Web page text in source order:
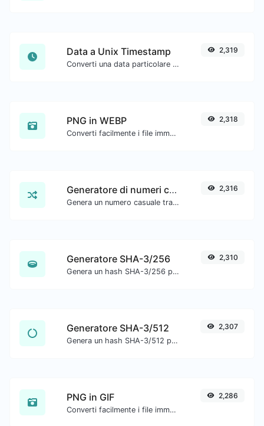
Data a Unix Timestamp
Converti una data particolare nel formato timestamp unix.
2,319
PNG in WEBP
Converti facilmente i file immagine PNG in WEBP.
2,318
Generatore di numeri casuali
Genera un numero casuale tra un intervallo dato.
2,316
Generatore SHA-3/256
Genera un hash SHA-3/256 per qualsiasi input di stringa.
2,310
Generatore SHA-3/512
Genera un hash SHA-3/512 per qualsiasi input di stringa.
2,307
PNG in GIF
Converti facilmente i file immagine PNG in GIF.
2,286